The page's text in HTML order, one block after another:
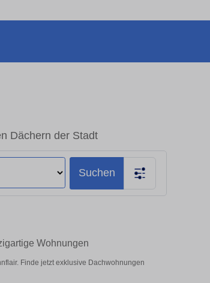
Dächern der Stadt
Suchen
Wohnungen
Finde jetzt exklusive Dachwohnungen